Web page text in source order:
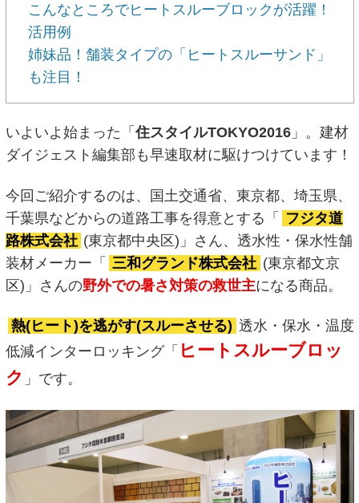
こんなところでヒートスルーブロックが活躍！
活用例
姉妹品！舗装タイプの「ヒートスルーサンド」
も注目！
いよいよ始まった「住スタイルTOKYO2016」。建材
ダイジェスト編集部も早速取材に駆けつけています！
今回ご紹介するのは、国土交通省、東京都、埼玉県、
千葉県などからの道路工事を得意とする「
フジタ道
路株式会社 (東京都中央区)」さん、透水性・保水性舗
装材メーカー「
三和グランド株式会社 (東京都文京
区)」さんの野外での暑さ対策の救世主になる商品。
熱(ヒート)を逃がす(スルーさせる) 透水・保水・温度
低減インターロッキング「 ヒートスルーブロッ
ク 」です。